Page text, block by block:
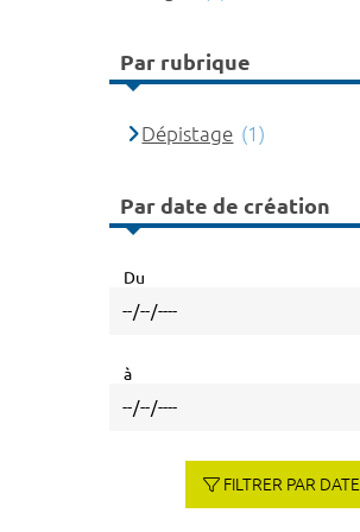
Par rubrique
Dépistage (1)
Par date de création
Du
à
FILTRER PAR DATE